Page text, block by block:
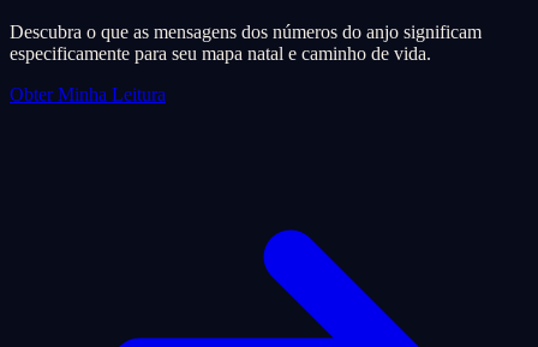
Descubra o que as mensagens dos números do anjo significam
especificamente para seu mapa natal e caminho de vida.
Obter Minha Leitura